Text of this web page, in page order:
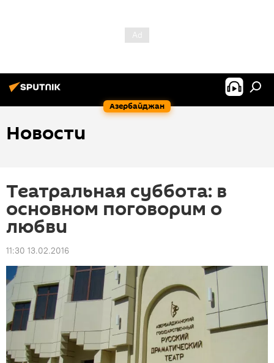
Азербайджан
Новости
Театральная суббота: в
основном поговорим о
любви
11:30 13.02.2016